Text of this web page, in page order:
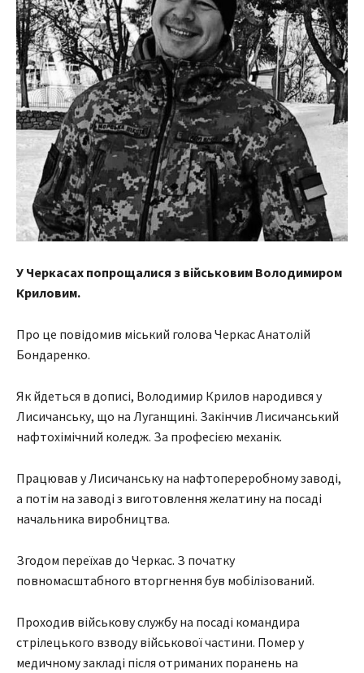
У Черкасах попрощалися з військовим Володимиром
Криловим.
Про це повідомив міський голова Черкас Анатолій
Бондаренко.
Як йдеться в дописі, Володимир Крилов народився у
Лисичанську, що на Луганщині. Закінчив Лисичанський
нафтохімічний коледж. За професією механік.
Працював у Лисичанську на нафтопереробному заводі,
а потім на заводі з виготовлення желатину на посаді
начальника виробництва.
Згодом переїхав до Черкас. З початку
повномасштабного вторгнення був мобілізований.
Проходив військову службу на посаді командира
стрілецького взводу військової частини. Помер у
медичному закладі після отриманих поранень на